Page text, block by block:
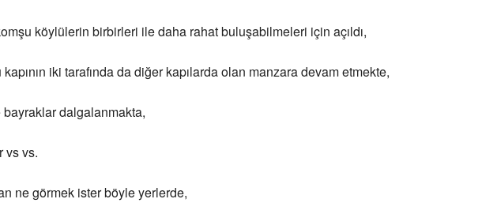
köylülerin birbirleri ile daha rahat buluşabilmeleri için açıldı,
iki tarafında da diğer kapılarda olan manzara devam etmekte,
bayraklar dalgalanmakta,
vs vs.
ne görmek ister böyle yerlerde,